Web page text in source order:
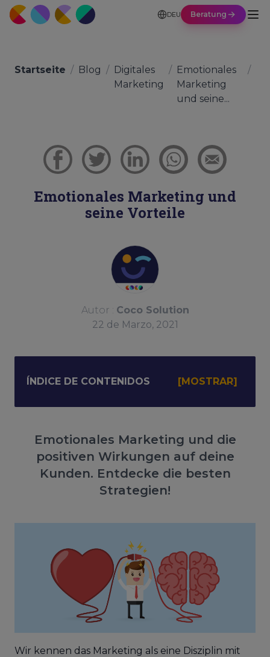
DEU Beratung
Startseite / Blog / Digitales
Marketing
/ Emotionales
Marketing
und seine...
/
Emotionales Marketing und
seine Vorteile
Autor : Coco Solution
22 de Marzo, 2021
ÍNDICE DE CONTENIDOS
Emotionales Marketing und die
positiven Wirkungen auf deine
Kunden. Entdecke die besten
Strategien!
Wir kennen das Marketing als eine Disziplin mit